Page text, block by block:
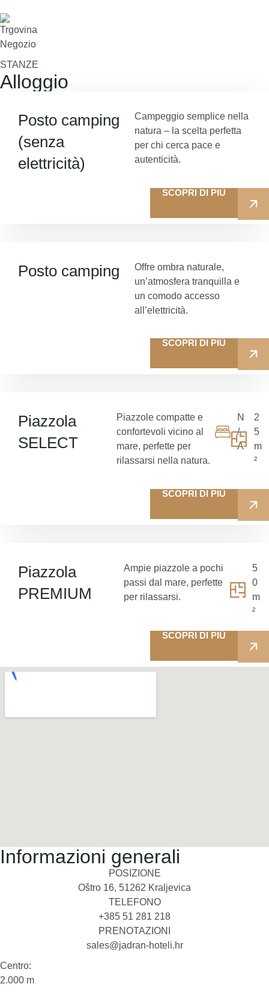
Negozio
STANZE
Alloggio
Posto camping
(senza
elettricità)
Campeggio semplice nella
natura – la scelta perfetta
per chi cerca pace e
autenticità.
SCOPRI DI PIÙ
Posto camping
Offre ombra naturale,
un’atmosfera tranquilla e
un comodo accesso
all’elettricità.
SCOPRI DI PIÙ
Piazzola
SELECT
Piazzole compatte e
confortevoli vicino al
mare, perfette per
rilassarsi nella natura.
N
/
A
2
5
m
²
SCOPRI DI PIÙ
Piazzola
PREMIUM
Ampie piazzole a pochi
passi dal mare, perfette
per rilassarsi.
5
0
m
²
SCOPRI DI PIÙ
Informazioni generali
POSIZIONE
Oštro 16, 51262 Kraljevica
TELEFONO
+385 51 281 218
PRENOTAZIONI
sales@jadran-hoteli.hr
Centro:
2.000 m